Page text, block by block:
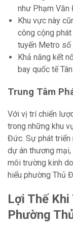
như Phạm Văn
Khu vực này
công cộng
tuyến Metro số
Khả năng kết
bay quốc tế
Trung Tâm
Với vị trí chiến
trong những khu
Đức. Sự phát triển
dự án thương
môi trường kinh
hiểu phường Thủ
Lợi Thế
Phường